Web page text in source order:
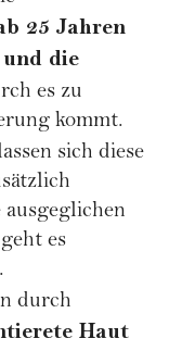
25 Jahren
die
es zu
kommt.
sich diese
es
durch
Haut